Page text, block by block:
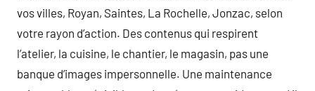
vos villes, Royan, Saintes, La Rochelle, Jonzac, selon
votre rayon d’action. Des contenus qui respirent
l’atelier, la cuisine, le chantier, le magasin, pas une
banque d’images impersonnelle. Une maintenance